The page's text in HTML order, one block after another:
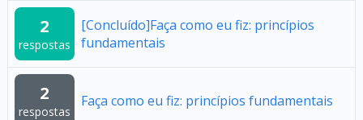
2
respostas
[Concluído]Faça como eu fiz: princípios
fundamentais
2
respostas
Faça como eu fiz: princípios fundamentais